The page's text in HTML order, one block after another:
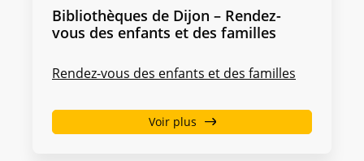
Bibliothèques de Dijon – Rendez-
vous des enfants et des familles
Rendez-vous des enfants et des familles
Voir plus